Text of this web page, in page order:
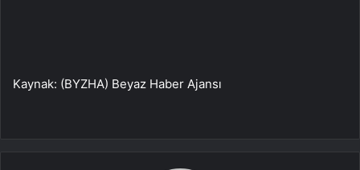
Kaynak: (BYZHA) Beyaz Haber Ajansı